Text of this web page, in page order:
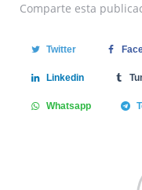
Comparte esta
Twitter
Linkedin
Whatsapp